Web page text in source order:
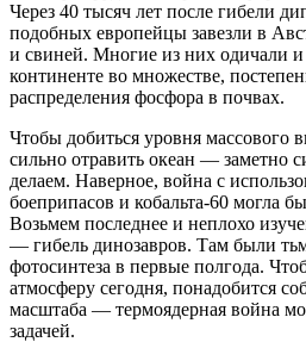
Через 40 тысяч лет после гибели
подобных европейцы завезли в
и свиней. Многие из них одичали и
континенте во множестве,
распределения фосфора в почвах.
Чтобы добиться уровня массового
сильно отравить океан — заметно
делаем. Наверное, война с
боеприпасов и кобальта-60 могла
Возьмем последнее и неплохо
— гибель динозавров. Там были
фотосинтеза в первые полгода.
атмосферу сегодня, понадобится
масштаба — термоядерная война
задачей.